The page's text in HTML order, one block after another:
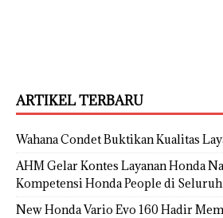
ARTIKEL TERBARU
Wahana Condet Buktikan Kualitas
AHM Gelar Kontes Layanan Honda
Kompetensi Honda People di
New Honda Vario Evo 160 Hadir